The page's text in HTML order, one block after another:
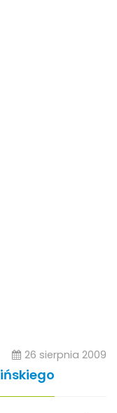
26 sierpnia 2009